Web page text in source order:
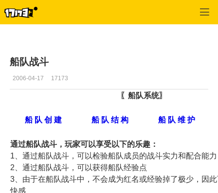
船队战斗
2006-04-17 17173
〖船队系统〗
船 队 创 建 船 队 结 构 船 队 维 护
通过船队战斗，玩家可以享受以下的乐趣：
1、通过船队战斗，可以检验船队成员的战斗实力和配合能力
2、通过船队战斗，可以获得船队经验点
3、由于在船队战斗中，不会成为红名或经验掉了极少，因
快感